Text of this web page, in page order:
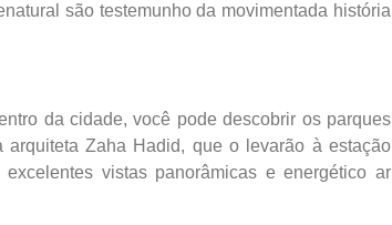
são testemunho da movimentada história
da cidade, você pode descobrir os parques
arquiteta Zaha Hadid, que o levarão à estação
vistas panorâmicas e energético ar